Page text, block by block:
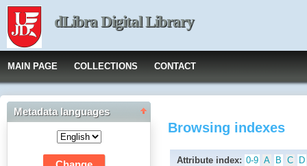
dLibra Digital Library
MAIN PAGE COLLECTIONS CONTACT
Metadata languages
Browsing indexes
Attribute index: 0-9 A B C D